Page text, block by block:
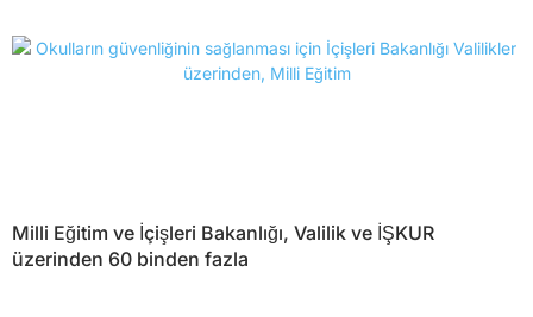
Milli Eğitim ve İçişleri Bakanlığı, Valilik ve İŞKUR
üzerinden 60 binden fazla